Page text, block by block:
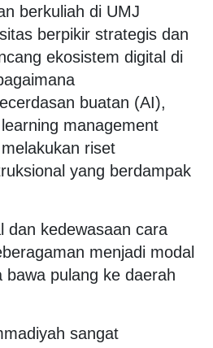
berkuliah di UMJ
berpikir strategis dan
ekosistem digital di
buatan (AI),
management
riset
yang berdampak
dan kedewasaan cara
menjadi modal
bawa pulang ke daerah
sangat